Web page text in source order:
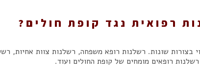
רפואית נגד קופת חולים?
בצורות שונות. רשלנות רופא משפחה, רשלנות צוות אחיות,
רופאים מומחים של קופת החולים ועוד.